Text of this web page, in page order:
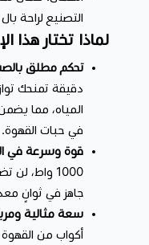
التصنيع لراحة
​لماذا تختار هذا
​تحكم مطلق
دقيقة تمنحك
المياه، مما
في حبات القهوة.
​قوة وسرعة في
1000 واط،
جاهز في ثوانٍ
​سعة مثالية
أكواب من